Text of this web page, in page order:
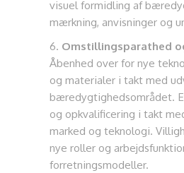
visuel formidling af
mærkning, anvisninger og
Omstillingsparathed
Åbenhed over for nye
og materialer i takt med
bæredygtighedsområdet.
og opkvalificering i takt
marked og teknologi.
nye roller og
forretningsmodeller.